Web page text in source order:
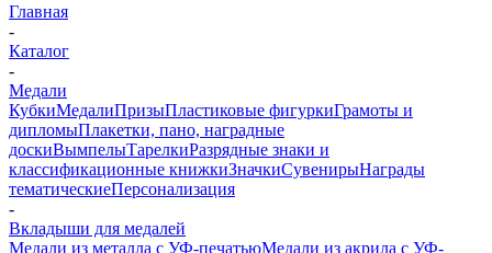
Главная
-
Каталог
-
Медали
КубкиМедалиПризыПластиковые фигуркиГрамоты и
дипломыПлакетки, пано, наградные
доскиВымпелыТарелкиРазрядные знаки и
классификационные книжкиЗначкиСувенирыНаграды
тематическиеПерсонализация
-
Вкладыши для медалей
Медали из металла с УФ-печатьюМедали из акрила с УФ-